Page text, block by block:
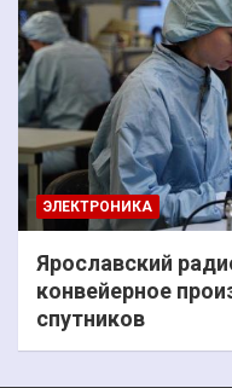
ЭЛЕКТРОНИКА
Ярославский
конвейерное
спутников